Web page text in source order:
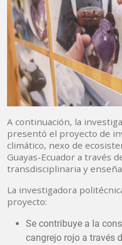
A continuación, la
presentó el proyecto de
climático, nexo de
Guayas-Ecuador a través
transdisciplinaria y
La investigadora
proyecto:
Se contribuye a la
cangrejo rojo a través